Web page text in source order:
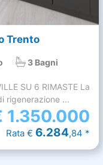
Trento
3 Bagni
SU 6 RIMASTE La
rigenerazione ...
1.350.000
Rata € 6.284,84 *